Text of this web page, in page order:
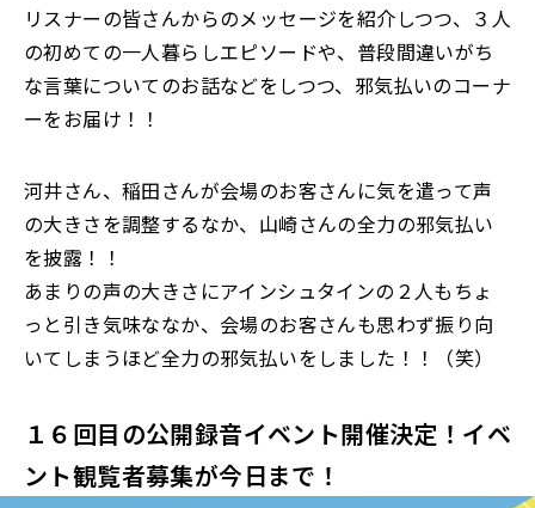
リスナーの皆さんからのメッセージを紹介しつつ、３人
の初めての一人暮らしエピソードや、普段間違いがち
な言葉についてのお話などをしつつ、邪気払いのコーナ
ーをお届け！！
河井さん、稲田さんが会場のお客さんに気を遣って声
の大きさを調整するなか、山崎さんの全力の邪気払い
を披露！！
あまりの声の大きさにアインシュタインの２人もちょ
っと引き気味ななか、会場のお客さんも思わず振り向
いてしまうほど全力の邪気払いをしました！！（笑）
１６回目の公開録音イベント開催決定！イベ
ント観覧者募集が今日まで！